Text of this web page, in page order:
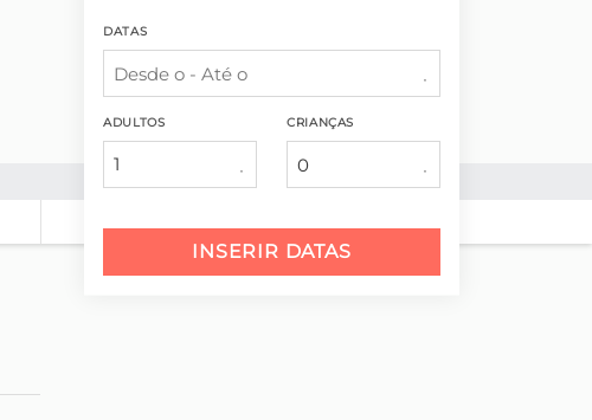
DATAS
ADULTOS
1
CRIANÇAS
INSERIR DATAS